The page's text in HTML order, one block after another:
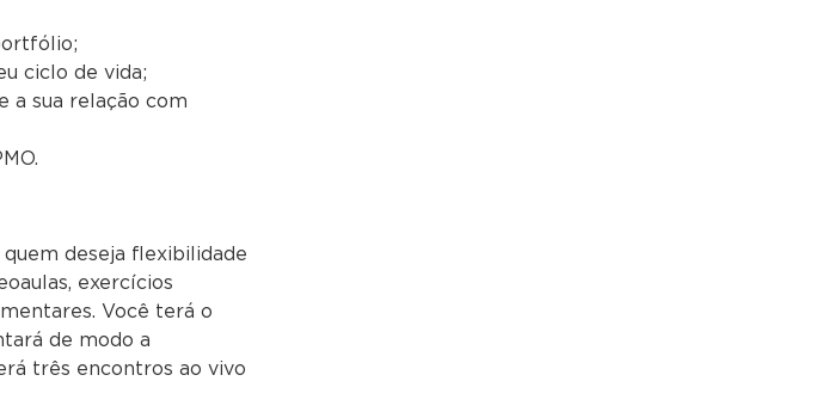
ciclo de vida;
a sua relação com
deseja flexibilidade
exercícios
Você terá o
de modo a
três encontros ao vivo